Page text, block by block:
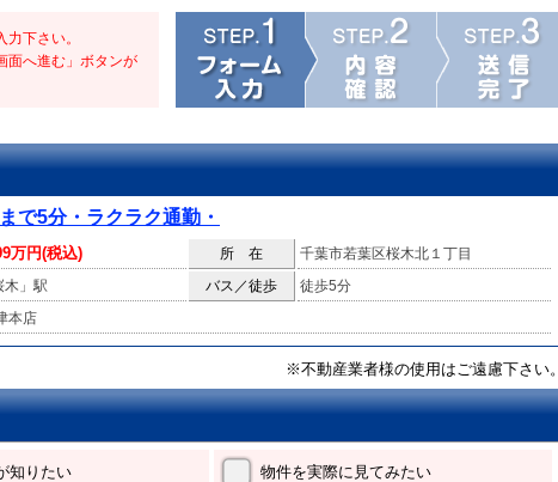
下さい。
面へ進む」ボタンが
で5分・ラクラク通勤・
万円(税込) 所 在
千葉市若葉区桜木北１丁目
木」駅 バス／徒歩
徒歩5分
本店
※不動産業者様の使用はご遠慮下さい。
知りたい 物件を実際に見てみたい